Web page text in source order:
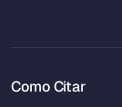
Como Citar